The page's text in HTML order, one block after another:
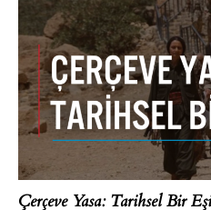
Çerçeve Yasa: Tarihsel Bir